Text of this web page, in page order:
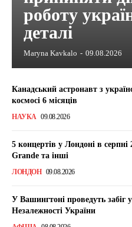
роботу
деталі
Maryna Kavkalo - 09.08.2026
Канадський астронавт з
космосі 6 місяців
НАУКА 09.08.2026
5 концертів у Лондоні в
Grande та інші
ЛОНДОН 09.08.2026
У Вашингтоні проведуть
Незалежності України